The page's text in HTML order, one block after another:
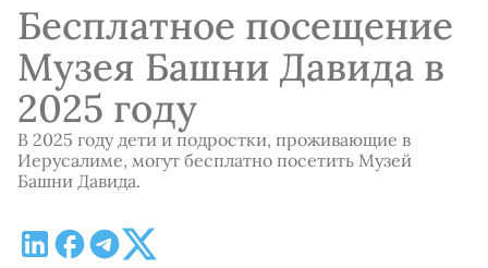
Бесплатное посещение
Музея Башни Давида в
2025 году
В 2025 году дети и подростки, проживающие в
Иерусалиме, могут бесплатно посетить Музей
Башни Давида.